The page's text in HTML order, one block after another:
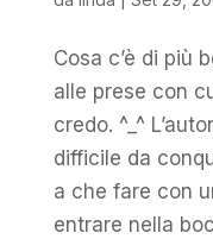
Cosa c’è di più
alle prese con
credo. ^_^
difficile da
a che fare con
entrare nella